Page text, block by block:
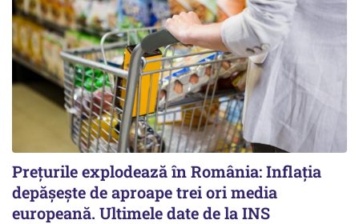
Prețurile explodează în România: Inflația
depășește de aproape trei ori media
europeană. Ultimele date de la INS